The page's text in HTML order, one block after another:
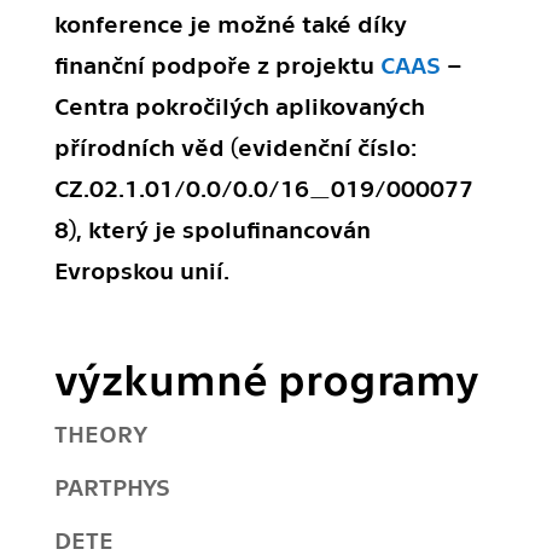
konference je možné také díky
finanční podpoře z projektu CAAS –
Centra pokročilých aplikovaných
přírodních věd (evidenční číslo:
CZ.02.1.01/0.0/0.0/16_019/000077
8), který je spolufinancován
Evropskou unií.
výzkumné programy
THEORY
PARTPHYS
DETE